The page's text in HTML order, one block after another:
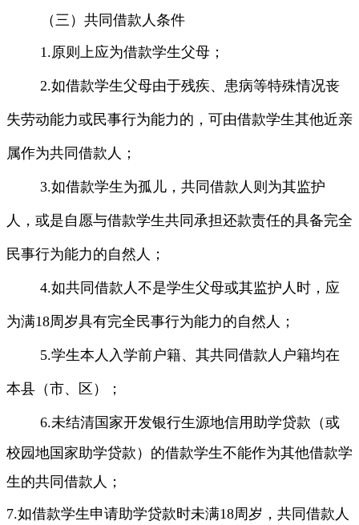
（三）共同借款人条件
1.原则上应为借款学生父母；
2.如借款学生父母由于残疾、患病等特殊情况丧
失劳动能力或民事行为能力的，可由借款学生其他近亲
属作为共同借款人；
3.如借款学生为孤儿，共同借款人则为其监护
人，或是自愿与借款学生共同承担还款责任的具备完全
民事行为能力的自然人；
4.如共同借款人不是学生父母或其监护人时，应
为满18周岁具有完全民事行为能力的自然人；
5.学生本人入学前户籍、其共同借款人户籍均在
本县（市、区）；
6.未结清国家开发银行生源地信用助学贷款（或
校园地国家助学贷款）的借款学生不能作为其他借款学
生的共同借款人；
7.如借款学生申请助学贷款时未满18周岁，共同借款人